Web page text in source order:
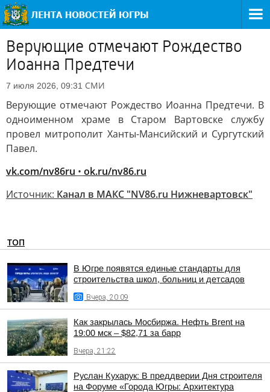
Верующие отмечают Рождество
Иоанна Предтечи
7 июля 2026, 09:31 СМИ
Верующие отмечают Рождество Иоанна Предтечи. В
одноименном храме в Старом Вартовске службу
провел митрополит Ханты-Мансийский и Сургутский
Павел.
vk.com/nv86ru • ok.ru/nv86.ru
Источник: Канал в МАКС "NV86.ru Нижневартовск"
ТОП
В Югре появятся единые стандарты для
строительства школ, больниц и детсадов
Вчера, 20:09
Как закрылась Мосбиржа. Нефть Brent на
19:00 мск – $82,71 за барр
Вчера, 21:22
Руслан Кухарук: В преддверии Дня строителя
на Форуме «Города Югры: Архитектура